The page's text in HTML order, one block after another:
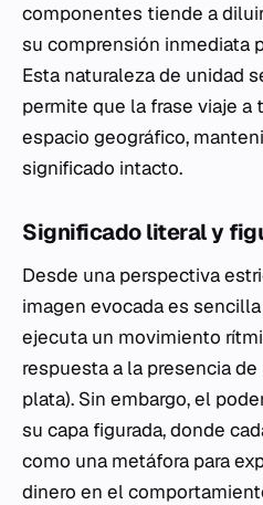
componentes tiende a
su comprensión inmediata
Esta naturaleza de unidad
permite que la frase viaje
espacio geográfico,
significado intacto.
Significado literal y
Desde una perspectiva
imagen evocada es
ejecuta un movimiento
respuesta a la presencia
plata). Sin embargo, el
su capa figurada, donde
como una metáfora para
dinero en el